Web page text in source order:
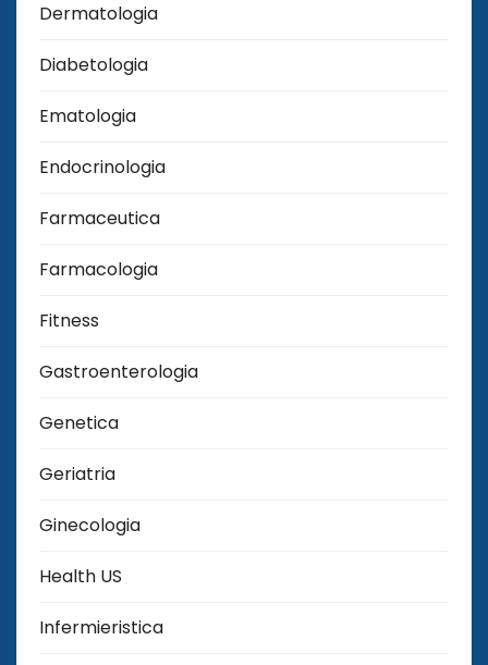
Dermatologia
Diabetologia
Ematologia
Endocrinologia
Farmaceutica
Farmacologia
Fitness
Gastroenterologia
Genetica
Geriatria
Ginecologia
Health US
Infermieristica